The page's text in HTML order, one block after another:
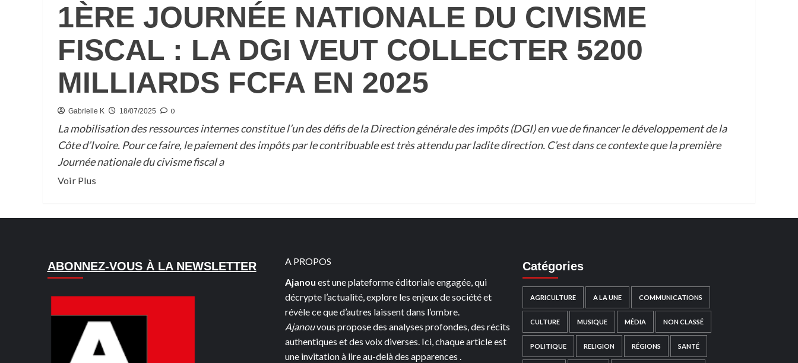
1ÈRE JOURNÉE NATIONALE DU CIVISME
FISCAL : LA DGI VEUT COLLECTER 5200
MILLIARDS FCFA EN 2025
Gabrielle K 18/07/2025 0
La mobilisation des ressources internes constitue l’un des défis de la Direction générale des impôts (DGI) en vue de financer le développement de la
Côte d’Ivoire. Pour ce faire, le paiement des impôts par le contribuable est très attendu par ladite direction. C’est dans ce contexte que la première
Journée nationale du civisme fiscal a
Voir Plus
NATIONALE
CIVISME
FISCAL
LA
DGI
ABONNEZ-VOUS À LA NEWSLETTER
A PROPOS
Ajanou est une plateforme éditoriale engagée, qui
décrypte l’actualité, explore les enjeux de société et
révèle ce que d’autres laissent dans l’ombre.
Ajanouvous propose des analyses profondes, des récits
authentiques et des voix diverses. Ici, chaque article est
une invitation à lire au-delà des apparences .
Catégories
AGRICULTURE A LA UNE COMMUNICATIONS
CULTURE MUSIQUE MÉDIA NON CLASSÉ
POLITIQUE RELIGION RÉGIONS SANTÉ